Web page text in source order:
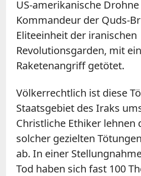
US-amerikanische
Kommandeur der Quds-
Eliteeinheit der iranischen
Revolutionsgarden, mit
Raketenangriff getötet.
Völkerrechtlich ist diese
Staatsgebiet des Iraks
Christliche Ethiker lehnen
solcher gezielten
ab. In einer
Tod haben sich fast 100